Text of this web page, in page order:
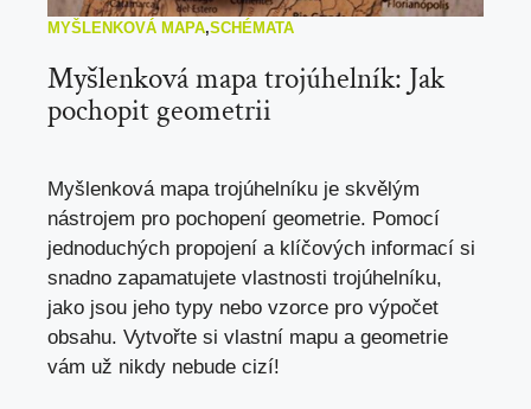
MYŠLENKOVÁ MAPA,SCHÉMATA
Myšlenková mapa trojúhelník: Jak
pochopit geometrii
Myšlenková mapa trojúhelníku je skvělým
nástrojem pro pochopení geometrie. Pomocí
jednoduchých propojení a klíčových informací si
snadno zapamatujete vlastnosti trojúhelníku,
jako jsou jeho typy nebo vzorce pro výpočet
obsahu. Vytvořte si vlastní mapu a geometrie
vám už nikdy nebude cizí!